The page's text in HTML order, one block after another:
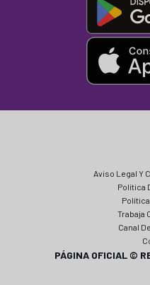
Aviso Legal Y
Política
Trabaja
Canal
PÁGINA OFICIAL ©